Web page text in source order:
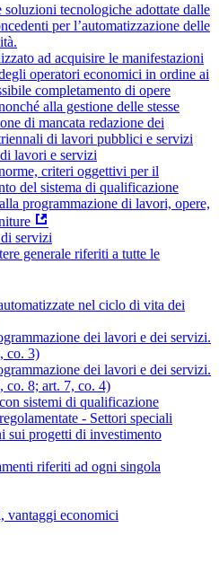
soluzioni tecnologiche adottate dalle
per l’automatizzazione delle
ad acquisire le manifestazioni
operatori economici in ordine ai
completamento di opere
alla gestione delle stesse
di mancata redazione dei
di lavori pubblici e servizi
lavori e servizi
criteri oggettivi per il
del sistema di qualificazione
programmazione di lavori, opere,
servizi
generale riferiti a tutte le
nel ciclo di vita dei
dei lavori e dei servizi.
co. 3)
dei lavori e dei servizi.
co. 8; art. 7, co. 4)
sistemi di qualificazione
- Settori speciali
sui progetti di investimento
riferiti ad ogni singola
vantaggi economici